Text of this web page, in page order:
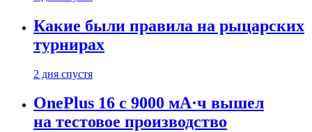
Какие были правила на рыцарских
турнирах
2 дня спустя
OnePlus 16 с 9000 мА·ч вышел
на тестовое производство